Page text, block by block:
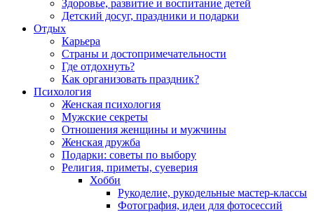
Здоровье, развитие и воспитание детей
Детский досуг, праздники и подарки
Отдых
Карьера
Страны и достопримечательности
Где отдохнуть?
Как организовать праздник?
Психология
Женская психология
Мужские секреты
Отношения женщины и мужчины
Женская дружба
Подарки: советы по выбору
Религия, приметы, суеверия
Хобби
Рукоделие, рукодельные мастер-классы
Фотография, идеи для фотосессий